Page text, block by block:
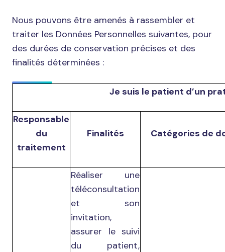
Nous pouvons être amenés à rassembler et
traiter les Données Personnelles suivantes, pour
des durées de conservation précises et des
finalités déterminées :
Je suis le patient d’un
Responsable
du
traitement
Finalités Catégories de
Réaliser une
téléconsultation
et son
invitation,
assurer le suivi
du patient,